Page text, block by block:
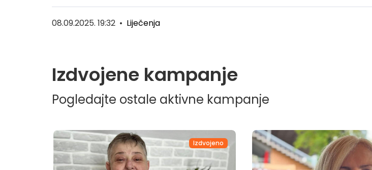
08.09.2025. 19:32 • Liječenja
Izdvojene kampanje
Pogledajte ostale aktivne kampanje
Izdvojeno